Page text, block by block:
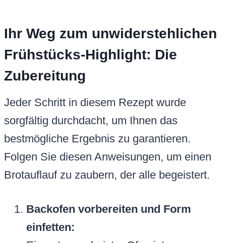
Ihr Weg zum unwiderstehlichen
Frühstücks-Highlight: Die
Zubereitung
Jeder Schritt in diesem Rezept wurde
sorgfältig durchdacht, um Ihnen das
bestmögliche Ergebnis zu garantieren.
Folgen Sie diesen Anweisungen, um einen
Brotauflauf zu zaubern, der alle begeistert.
Backofen vorbereiten und Form
einfetten: